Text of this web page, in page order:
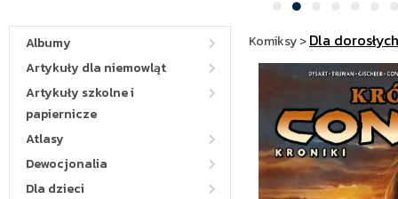
Albumy
Artykuły dla niemowląt
Artykuły szkolne i
papiernicze
Atlasy
Dewocjonalia
Dla dzieci
Komiksy>Dla dorosłych